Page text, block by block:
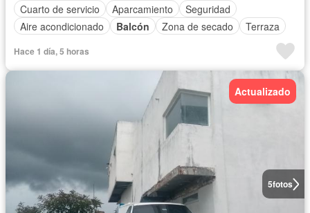
Cuarto de servicio
Aparcamiento
Seguridad
Aire acondicionado
Balcón Zona de secado Terraza
Hace 1 día, 5 horas
5fotos
Actualizado